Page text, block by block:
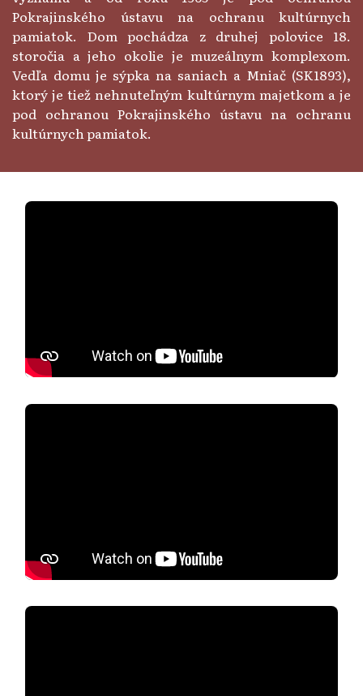
Pokrajinského ústavu na ochranu kultúrnych
pamiatok. Dom pochádza z druhej polovice 18.
storočia a jeho okolie je muzeálnym komplexom.
Vedľa domu je sýpka na saniach a Mniač (SK1893),
ktorý je tiež nehnuteľným kultúrnym majetkom a je
pod ochranou Pokrajinského ústavu na ochranu
kultúrnych pamiatok.